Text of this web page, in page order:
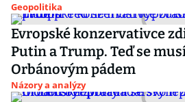
Geopolitika
Evropské konzervativce
Putin a Trump. Teď se
Orbánovým pádem
Názory a analýzy